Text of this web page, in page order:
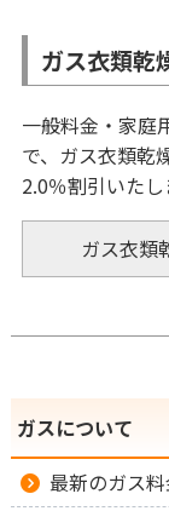
ガス衣類乾
一般料金・家庭
で、ガス衣類乾
2.0％割引いたし
ガス衣類
ガスについて
最新のガス